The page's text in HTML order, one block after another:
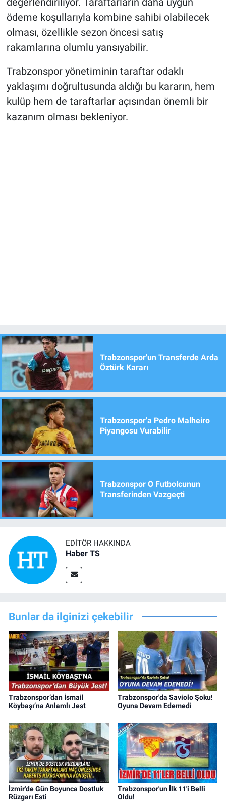
ödeme koşullarıyla kombine sahibi olabilecek
olması, özellikle sezon öncesi satış
rakamlarına olumlu yansıyabilir.
Trabzonspor yönetiminin taraftar odaklı
yaklaşımı doğrultusunda aldığı bu kararın, hem
kulüp hem de taraftarlar açısından önemli bir
kazanım olması bekleniyor.
Trabzonspor'un Transferde Arda
Öztürk Kararı
Trabzonspor'a Pedro Malheiro
Piyangosu Vurabilir
Trabzonspor O Futbolcunun
Transferinden Vazgeçti
EDITÖR HAKKINDA
Haber TS
Bunlar da ilginizi çekebilir
Trabzonspor’dan İsmail
Köybaşı’na Anlamlı Jest
Trabzonspor'da Saviolo Şoku!
Oyuna Devam Edemedi
İzmir'de Gün Boyunca Dostluk
Rüzgarı Esti
Trabzonspor'un İlk 11'i Belli
Oldu!